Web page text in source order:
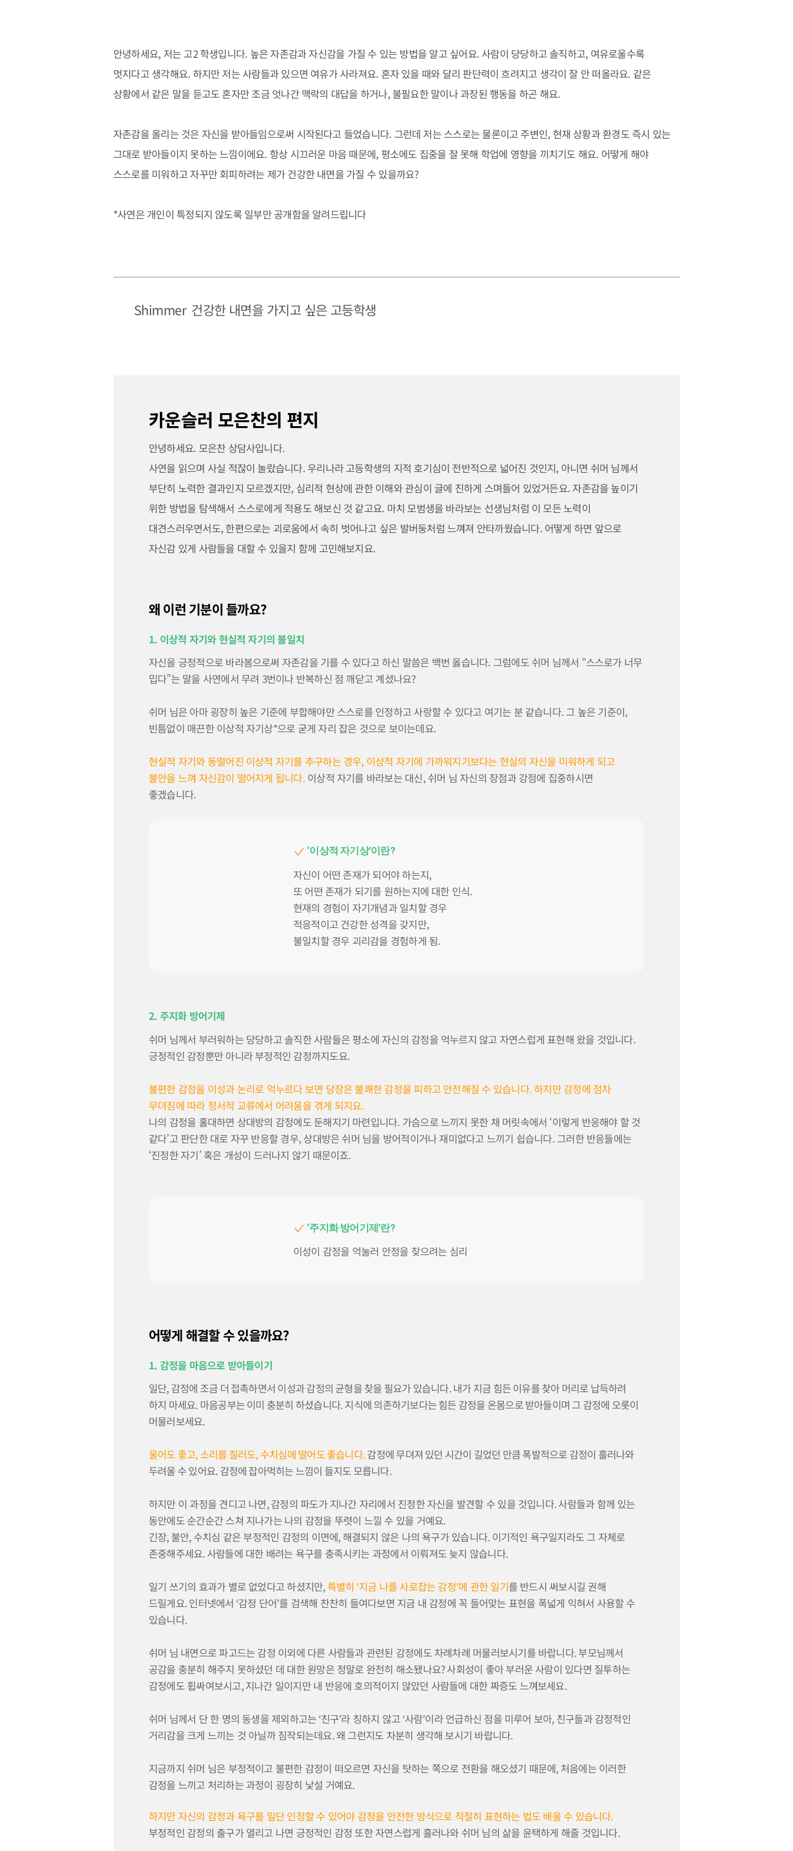
안녕하세요, 저는 고2 학생입니다. 높은 자존감과 자신감을 가질 수 있는 방법을 알고 싶어요. 사람이 당당하고 솔직하고, 여유로울수록
멋지다고 생각해요. 하지만 저는 사람들과 있으면 여유가 사라져요. 혼자 있을 때와 달리 판단력이 흐려지고 생각이 잘 안 떠올라요. 같은
상황에서 같은 말을 듣고도 혼자만 조금 엇나간 맥락의 대답을 하거나, 불필요한 말이나 과장된 행동을 하곤 해요.
자존감을 올리는 것은 자신을 받아들임으로써 시작된다고 들었습니다. 그런데 저는 스스로는 물론이고 주변인, 현재 상황과 환경도 즉시 있는
그대로 받아들이지 못하는 느낌이에요. 항상 시끄러운 마음 때문에, 평소에도 집중을 잘 못해 학업에 영향을 끼치기도 해요. 어떻게 해야
스스로를 미워하고 자꾸만 회피하려는 제가 건강한 내면을 가질 수 있을까요?
*사연은 개인이 특정되지 않도록 일부만 공개함을 알려드립니다
Shimmer 건강한 내면을 가지고 싶은 고등학생
카운슬러 모은찬의 편지
안녕하세요. 모은찬 상담사입니다.
사연을 읽으며 사실 적잖이 놀랐습니다. 우리나라 고등학생의 지적 호기심이 전반적으로 넓어진 것인지, 아니면 쉬머 님께서
부단히 노력한 결과인지 모르겠지만, 심리적 현상에 관한 이해와 관심이 글에 진하게 스며들어 있었거든요. 자존감을 높이기
위한 방법을 탐색해서 스스로에게 적용도 해보신 것 같고요. 마치 모범생을 바라보는 선생님처럼 이 모든 노력이
대견스러우면서도, 한편으로는 괴로움에서 속히 벗어나고 싶은 발버둥처럼 느껴져 안타까웠습니다. 어떻게 하면 앞으로
자신감 있게 사람들을 대할 수 있을지 함께 고민해보지요.
왜 이런 기분이 들까요?
1. 이상적 자기와 현실적 자기의 불일치
자신을 긍정적으로 바라봄으로써 자존감을 기를 수 있다고 하신 말씀은 백번 옳습니다. 그럼에도 쉬머 님께서 “스스로가 너무
밉다”는 말을 사연에서 무려 3번이나 반복하신 점 깨닫고 계셨나요?
쉬머 님은 아마 굉장히 높은 기준에 부합해야만 스스로를 인정하고 사랑할 수 있다고 여기는 분 같습니다. 그 높은 기준이,
빈틈없이 매끈한 이상적 자기상*으로 굳게 자리 잡은 것으로 보이는데요.
현실적 자기와 동떨어진 이상적 자기를 추구하는 경우, 이상적 자기에 가까워지기보다는 현실의 자신을 미워하게 되고
불안을 느껴 자신감이 떨어지게 됩니다.이상적 자기를 바라보는 대신, 쉬머 님 자신의 장점과 강점에 집중하시면
좋겠습니다.
‘이상적 자기상’이란?
자신이 어떤 존재가 되어야 하는지,
또 어떤 존재가 되기를 원하는지에 대한 인식.
현재의 경험이 자기개념과 일치할 경우
적응적이고 건강한 성격을 갖지만,
불일치할 경우 괴리감을 경험하게 됨.
2. 주지화 방어기제
쉬머 님께서 부러워하는 당당하고 솔직한 사람들은 평소에 자신의 감정을 억누르지 않고 자연스럽게 표현해 왔을 것입니다.
긍정적인 감정뿐만 아니라 부정적인 감정까지도요.
불편한 감정을 이성과 논리로 억누르다 보면 당장은 불쾌한 감정을 피하고 안전해질 수 있습니다. 하지만 감정에 점차
무뎌짐에 따라 정서적 교류에서 어려움을 겪게 되지요.
나의 감정을 홀대하면 상대방의 감정에도 둔해지기 마련입니다. 가슴으로 느끼지 못한 채 머릿속에서 ‘이렇게 반응해야 할 것
같다’고 판단한 대로 자꾸 반응할 경우, 상대방은 쉬머 님을 방어적이거나 재미없다고 느끼기 쉽습니다. 그러한 반응들에는
‘진정한 자기’ 혹은 개성이 드러나지 않기 때문이죠.
‘주지화 방어기제’란?
이성이 감정을 억눌러 안정을 찾으려는 심리
어떻게 해결할 수 있을까요?
1. 감정을 마음으로 받아들이기
일단, 감정에 조금 더 접촉하면서 이성과 감정의 균형을 찾을 필요가 있습니다. 내가 지금 힘든 이유를 찾아 머리로 납득하려
하지 마세요. 마음공부는 이미 충분히 하셨습니다. 지식에 의존하기보다는 힘든 감정을 온몸으로 받아들이며 그 감정에 오롯이
머물러보세요.
울어도 좋고, 소리를 질러도, 수치심에 떨어도 좋습니다.감정에 무뎌져 있던 시간이 길었던 만큼 폭발적으로 감정이 흘러나와
두려울 수 있어요. 감정에 잡아먹히는 느낌이 들지도 모릅니다.
하지만 이 과정을 견디고 나면,감정의 파도가 지나간 자리에서 진정한 자신을 발견할 수 있을 것입니다.사람들과 함께 있는
동안에도 순간순간 스쳐 지나가는 나의 감정을 뚜렷이 느낄 수 있을 거예요.
긴장, 불안, 수치심 같은 부정적인 감정의 이면에, 해결되지 않은 나의 욕구가 있습니다. 이기적인 욕구일지라도 그 자체로
존중해주세요. 사람들에 대한 배려는 욕구를 충족시키는 과정에서 이뤄져도 늦지 않습니다.
일기 쓰기의 효과가 별로 없었다고 하셨지만,특별히 ‘지금 나를 사로잡는 감정’에 관한 일기를 반드시 써보시길 권해
드릴게요.인터넷에서 ‘감정 단어’를 검색해 찬찬히 들여다보면 지금 내 감정에 꼭 들어맞는 표현을 폭넓게 익혀서 사용할 수
있습니다.
쉬머 님 내면으로 파고드는 감정 이외에 다른 사람들과 관련된 감정에도 차례차례 머물러보시기를 바랍니다.부모님께서
공감을 충분히 해주지 못하셨던 데 대한 원망은 정말로 완전히 해소됐나요?사회성이 좋아 부러운 사람이 있다면 질투하는
감정에도 휩싸여보시고,지나간 일이지만 내 반응에 호의적이지 않았던 사람들에 대한 짜증도 느껴보세요.
쉬머 님께서 단 한 명의 동생을 제외하고는 ‘친구’라 칭하지 않고 ‘사람’이라 언급하신 점을 미루어 보아, 친구들과 감정적인
거리감을 크게 느끼는 것 아닐까 짐작되는데요.왜 그런지도 차분히 생각해 보시기 바랍니다.
지금까지 쉬머 님은 부정적이고 불편한 감정이 떠오르면 자신을 탓하는 쪽으로 전환을 해오셨기 때문에, 처음에는 이러한
감정을 느끼고 처리하는 과정이 굉장히 낯설 거예요.
하지만 자신의 감정과 욕구를 일단 인정할 수 있어야 감정을 안전한 방식으로 적절히 표현하는 법도 배울 수 있습니다.
부정적인 감정의 출구가 열리고 나면 긍정적인 감정 또한 자연스럽게 흘러나와 쉬머 님의 삶을 윤택하게 해줄 것입니다.